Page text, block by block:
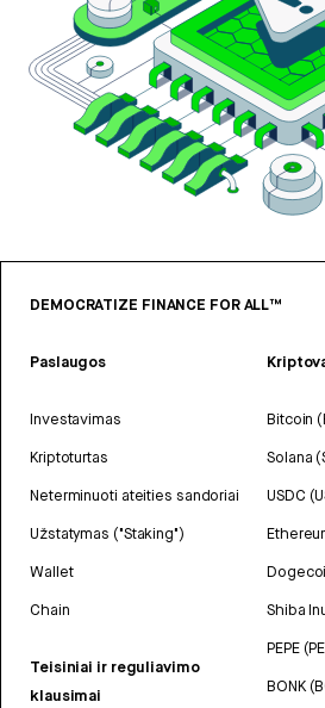
DEMOCRATIZE FINANCE FOR ALL™
Paslaugos
Investavimas
Kriptoturtas
Neterminuoti ateities sandoriai
Užstatymas ("Staking")
Wallet
Chain
Teisiniai ir reguliavimo
klausimai
Bitcoin
Solana
USDC
Shiba
PEPE
BONK